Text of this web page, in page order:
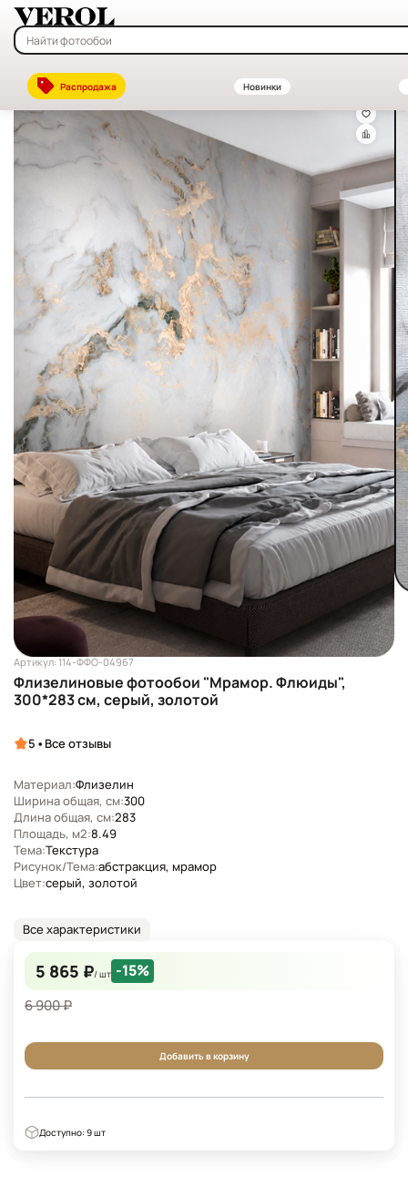
Распродажа Новинки
Главная—Каталог
Артикул: 114-ФФО-04967
Флизелиновые фотообои "Мрамор. Флюиды",
300*283 см, серый, золотой
5 • Все отзывы
Материал:Флизелин
Ширина общая, см:300
Длина общая, см:283
Площадь, м2:8.49
Тема:Текстура
Рисунок/Тема:абстракция, мрамор
Цвет:серый, золотой
Все характеристики
5 865 ₽/ шт -15%
6 900 ₽
Добавить в корзину
Доступно: 9 шт